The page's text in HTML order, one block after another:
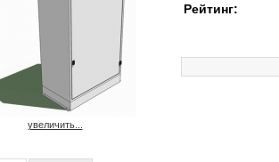
увеличить...
Рейтинг: